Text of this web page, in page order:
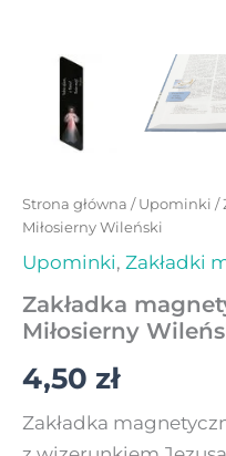
Strona główna /Upominki /
Miłosierny Wileński
Upominki, Zakładki
Zakładka
Miłosierny
4,50 zł
Zakładka